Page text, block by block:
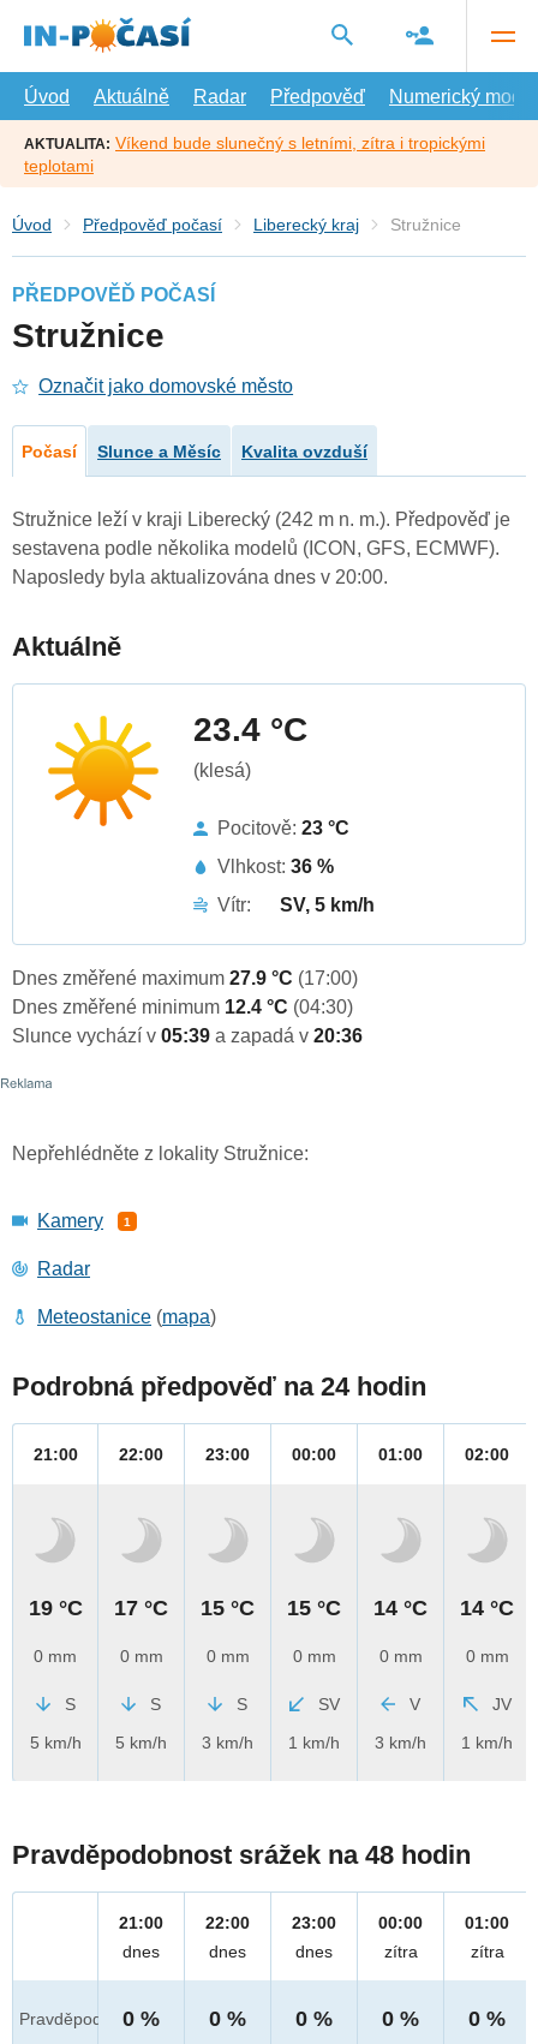
hlavní
Úvod
Aktuálně Radar Předpověď Numerický model
AKTUALITA: Víkend bude slunečný s letními, zítra i tropickými
teplotami
Úvod Předpověď počasí Liberecký kraj Stružnice
PŘEDPOVĚĎ POČASÍ
Stružnice
Označit jako domovské město
Počasí Slunce a Měsíc Kvalita ovzduší
Stružnice leží v kraji Liberecký (242 m n. m.). Předpověď je
sestavena podle několika modelů (ICON, GFS, ECMWF).
Naposledy byla aktualizována dnes v 20:00.
Aktuálně
23.4 °C
(klesá)
Pocitově: 23 °C
Vlhkost: 36 %
Vítr:
SV, 5 km/h
Dnes změřené maximum 27.9 °C (17:00)
Dnes změřené minimum 12.4 °C (04:30)
Slunce vychází v 05:39 a zapadá v 20:36
Nepřehlédněte z lokality Stružnice:
Kamery 1
Radar
Meteostanice (mapa)
Podrobná předpověď na 24 hodin
21:00
19 °C
0 mm
S
5 km/h
22:00
17 °C
0 mm
S
5 km/h
23:00
15 °C
0 mm
S
3 km/h
00:00
15 °C
0 mm
SV
1 km/h
01:00
14 °C
0 mm
V
3 km/h
02:00
14 °C
0 mm
JV
1 km/h
Pravděpodobnost srážek na 48 hodin
Pravděpod.
21:00
dnes
0 %
22:00
dnes
0 %
23:00
dnes
0 %
00:00
zítra
0 %
01:00
zítra
0 %